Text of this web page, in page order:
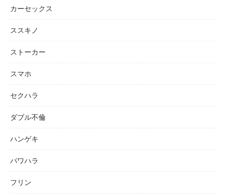
カーセックス
ススキノ
ストーカー
スマホ
セクハラ
ダブル不倫
ハンゲキ
パワハラ
フリン